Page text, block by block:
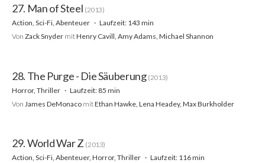
27. Man of Steel (2013)
Action, Sci-Fi, Abenteuer
Laufzeit: 143 min
Von Zack Snyder mitHenry Cavill, Amy Adams, Michael Shannon
28. The Purge - Die Säuberung (2013)
Horror, Thriller
Laufzeit: 85 min
Von James DeMonaco mitEthan Hawke, Lena Headey, Max Burkholder
29. World War Z (2013)
Action, Sci-Fi, Abenteuer, Horror, Thriller
Laufzeit: 116 min